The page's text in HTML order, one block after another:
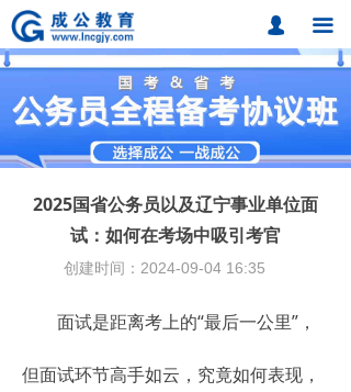
끀
首页
课程中心
题库中心
网校课程
各地分校
成公合作
联系我们
招考动态
넙
2025国省公务员以及辽宁事业单位面
试：如何在考场中吸引考官
面试是距离考上的“最后一公里”，
但面试环节高手如云，究竟如何表现，
创建时间： 2024-09-04 16:35